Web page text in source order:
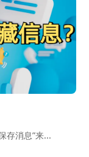
存消息”来...